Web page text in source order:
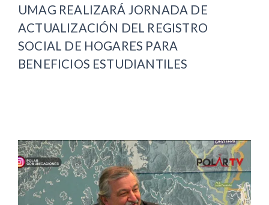
UMAG REALIZARÁ JORNADA DE
ACTUALIZACIÓN DEL REGISTRO
SOCIAL DE HOGARES PARA
BENEFICIOS ESTUDIANTILES